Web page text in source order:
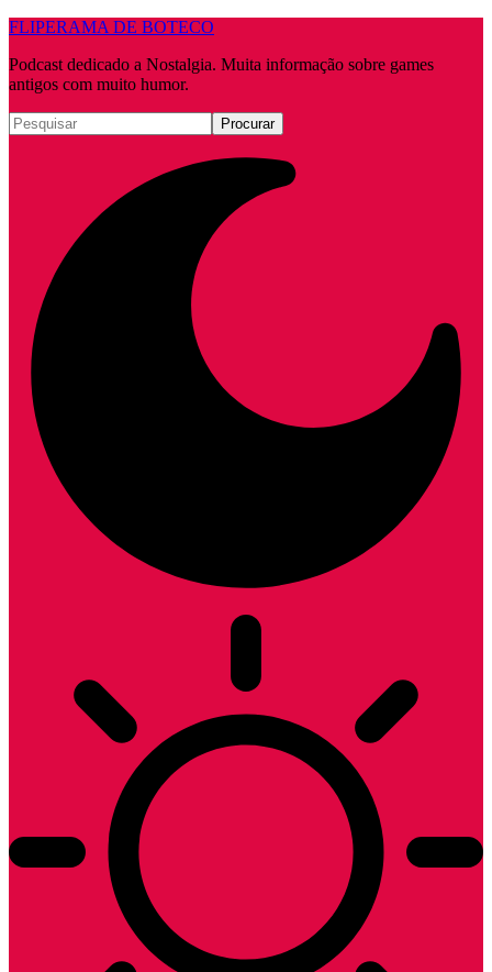
FLIPERAMA DE BOTECO
Podcast dedicado a Nostalgia. Muita informação sobre games
antigos com muito humor.